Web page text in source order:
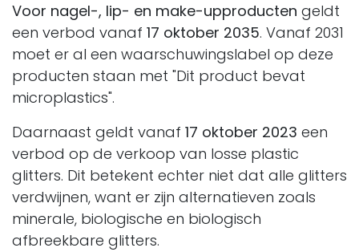
Voor nagel-, lip- en make-upproducten geldt
een verbod vanaf 17 oktober 2035. Vanaf 2031
moet er al een waarschuwingslabel op deze
producten staan met "Dit product bevat
microplastics".
Daarnaast geldt vanaf 17 oktober 2023 een
verbod op de verkoop van losse plastic
glitters. Dit betekent echter niet dat alle glitters
verdwijnen, want er zijn alternatieven zoals
minerale, biologische en biologisch
afbreekbare glitters.